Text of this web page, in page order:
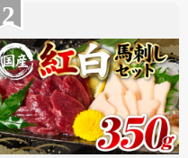
2